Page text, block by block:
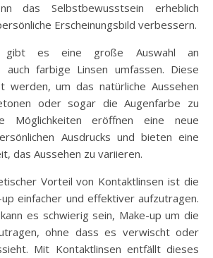
das Selbstbewusstsein erheblich
Erscheinungsbild verbessern.
gibt es eine große Auswahl an
auch farbige Linsen umfassen. Diese
werden, um das natürliche Aussehen
oder sogar die Augenfarbe zu
Möglichkeiten eröffnen eine neue
Ausdrucks und bieten eine
das Aussehen zu variieren.
Vorteil von Kontaktlinsen ist die
einfacher und effektiver aufzutragen.
es schwierig sein, Make-up um die
ohne dass es verwischt oder
Mit Kontaktlinsen entfällt dieses